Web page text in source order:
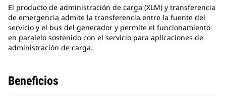
El producto de administración de carga (XLM) y transferencia
de emergencia admite la transferencia entre la fuente del
servicio y el bus del generador y permite el funcionamiento
en paralelo sostenido con el servicio para aplicaciones de
administración de carga.
Beneficios